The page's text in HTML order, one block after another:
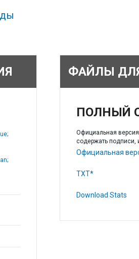
ФАЙЛЫ
ПОЛНЫЙ
Официальная
содержать подписи,
Официальная
TXT*
Download Stats